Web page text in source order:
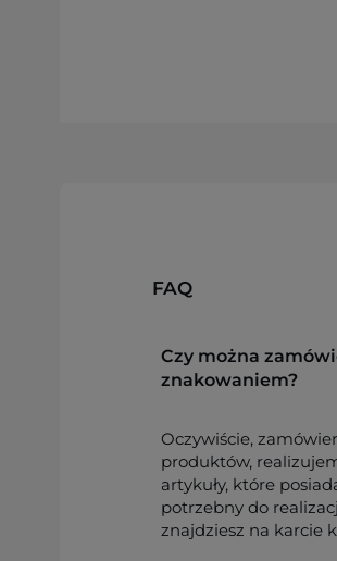
FAQ
Czy można
znakowaniem?
Oczywiście,
produktów,
artykuły, które
potrzebny do
znajdziesz na karcie